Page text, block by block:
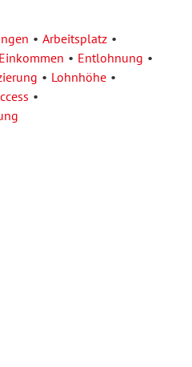
Arbeitsplatz
Einkommen
Entlohnung
Lohnhöhe